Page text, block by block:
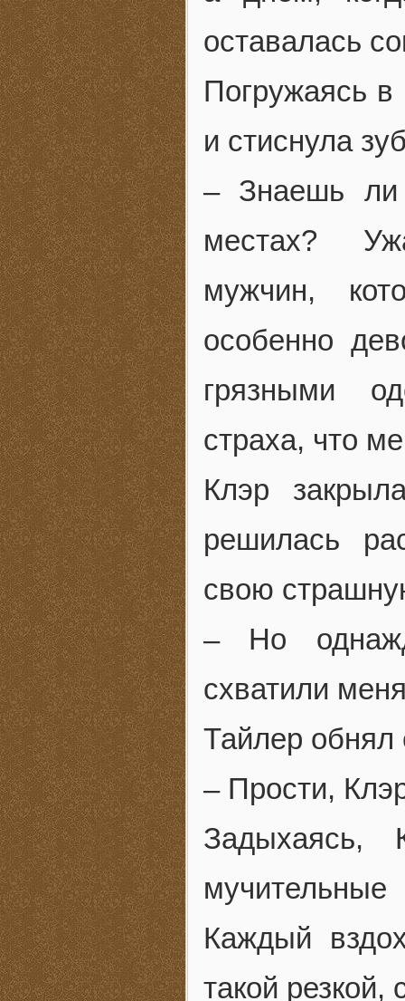
оставалась
Погружаясь
и стиснула
– Знаешь ли
местах?
мужчин,
особенно
грязными
страха, что
Клэр
решилась
свою
– Но
схватили
Тайлер обнял
– Прости,
Задыхаясь,
Каждый
такой